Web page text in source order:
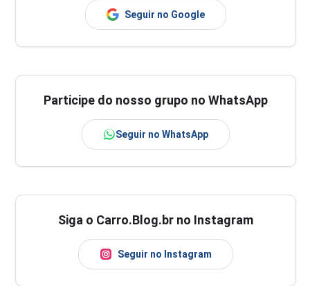
Seguir no Google
Participe do nosso grupo no WhatsApp
Seguir no WhatsApp
Siga o Carro.Blog.br no Instagram
Seguir no Instagram